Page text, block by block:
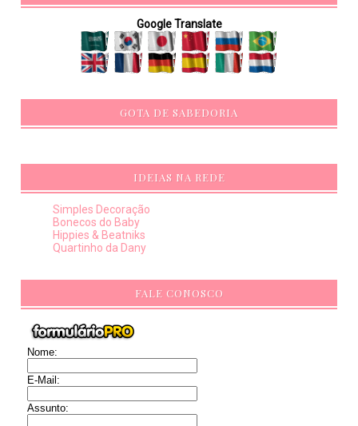
Google Translate
GOTA DE SABEDORIA
IDEIAS NA REDE
Simples Decoração
Bonecos do Baby
Hippies & Beatniks
Quartinho da Dany
FALE CONOSCO
Nome:
E-Mail:
Assunto: